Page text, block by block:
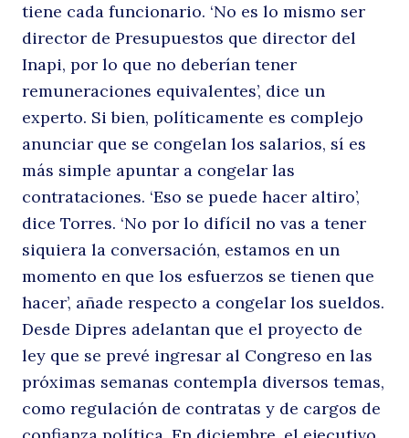
tiene cada funcionario. ‘No es lo mismo ser
director de Presupuestos que director del
Inapi, por lo que no deberían tener
remuneraciones equivalentes’, dice un
experto. Si bien, políticamente es complejo
anunciar que se congelan los salarios, sí es
más simple apuntar a congelar las
contrataciones. ‘Eso se puede hacer altiro’,
dice Torres. ‘No por lo difícil no vas a tener
siquiera la conversación, estamos en un
momento en que los esfuerzos se tienen que
hacer’, añade respecto a congelar los sueldos.
Desde Dipres adelantan que el proyecto de
ley que se prevé ingresar al Congreso en las
próximas semanas contempla diversos temas,
como regulación de contratas y de cargos de